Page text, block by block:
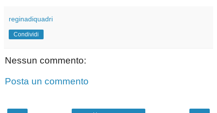
reginadiquadri
Condividi
Nessun commento:
Posta un commento